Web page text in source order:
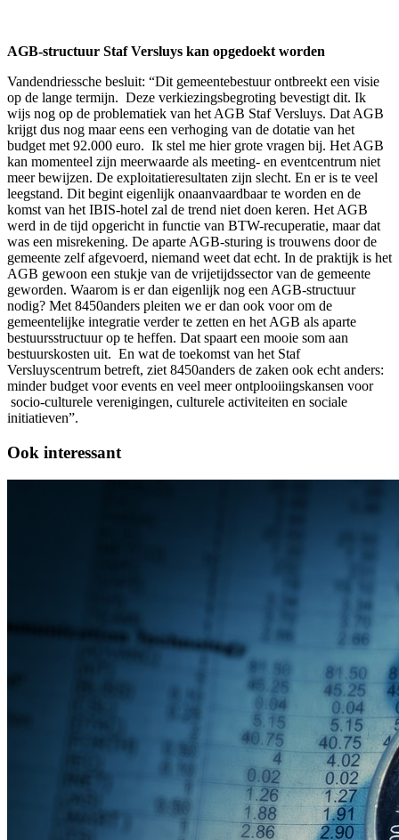
AGB-structuur Staf Versluys kan opgedoekt worden
Vandendriessche besluit: “Dit gemeentebestuur ontbreekt een visie
op de lange termijn. Deze verkiezingsbegroting bevestigt dit. Ik
wijs nog op de problematiek van het AGB Staf Versluys. Dat AGB
krijgt dus nog maar eens een verhoging van de dotatie van het
budget met 92.000 euro. Ik stel me hier grote vragen bij. Het AGB
kan momenteel zijn meerwaarde als meeting- en eventcentrum niet
meer bewijzen. De exploitatieresultaten zijn slecht. En er is te veel
leegstand. Dit begint eigenlijk onaanvaardbaar te worden en de
komst van het IBIS-hotel zal de trend niet doen keren. Het AGB
werd in de tijd opgericht in functie van BTW-recuperatie, maar dat
was een misrekening. De aparte AGB-sturing is trouwens door de
gemeente zelf afgevoerd, niemand weet dat echt. In de praktijk is het
AGB gewoon een stukje van de vrijetijdssector van de gemeente
geworden. Waarom is er dan eigenlijk nog een AGB-structuur
nodig? Met 8450anders pleiten we er dan ook voor om de
gemeentelijke integratie verder te zetten en het AGB als aparte
bestuursstructuur op te heffen. Dat spaart een mooie som aan
bestuurskosten uit. En wat de toekomst van het Staf
Versluyscentrum betreft, ziet 8450anders de zaken ook echt anders:
minder budget voor events en veel meer ontplooiingskansen voor
socio-culturele verenigingen, culturele activiteiten en sociale
initiatieven”.
Ook interessant